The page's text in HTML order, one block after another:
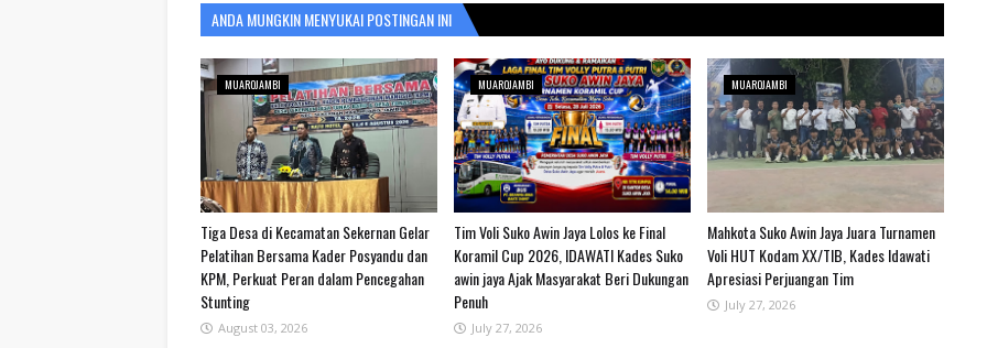
ANDA MUNGKIN MENYUKAI POSTINGAN INI
MUAROJAMBI
Tiga Desa di Kecamatan Sekernan Gelar
Pelatihan Bersama Kader Posyandu dan
KPM, Perkuat Peran dalam Pencegahan
Stunting
August 03, 2026
MUAROJAMBI
Tim Voli Suko Awin Jaya Lolos ke Final
Koramil Cup 2026, IDAWATI Kades Suko
awin jaya Ajak Masyarakat Beri Dukungan
Penuh
July 27, 2026
MUAROJAMBI
Mahkota Suko Awin Jaya Juara Turnamen
Voli HUT Kodam XX/TIB, Kades Idawati
Apresiasi Perjuangan Tim
July 27, 2026